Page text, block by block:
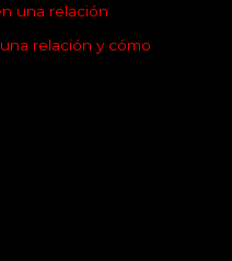
una relación
relación y cómo